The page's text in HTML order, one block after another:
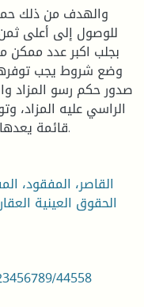
والهدف من ذلك
للوصول إلى أعلى
بجلب اكبر عدد ممكن
وضع شروط يجب
صدور حكم رسو المزاد
الراسي عليه المزاد،
قائمة يعدها رئيس المحكمة قابلة للاعتراض عليها.
الحقوق العينية
44558